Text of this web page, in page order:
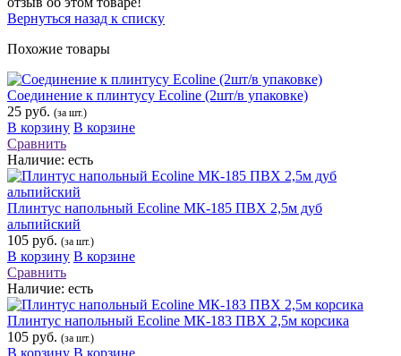
Вернуться назад к списку
Похожие товары
Соединение к плинтусу Ecoline (2шт/в упаковке)
25 руб. (за шт.)
В корзину В корзине
Сравнить
Наличие: есть
Плинтус напольный Ecoline МК-185 ПВХ 2,5м дуб
альпийский
105 руб. (за шт.)
В корзину В корзине
Сравнить
Наличие: есть
Плинтус напольный Ecoline МК-183 ПВХ 2,5м корсика
105 руб. (за шт.)
В корзину В корзине